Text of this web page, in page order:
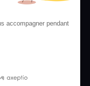
accompagner pendant
Play